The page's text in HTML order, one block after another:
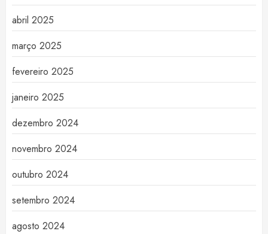
abril 2025
março 2025
fevereiro 2025
janeiro 2025
dezembro 2024
novembro 2024
outubro 2024
setembro 2024
agosto 2024